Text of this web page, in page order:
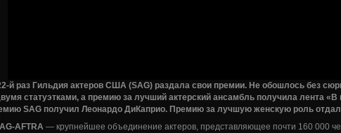
й раз Гильдия актеров США (SAG) раздала свои премии. Не обошлось без
статуэтками, а премию за лучший актерский ансамбль получила лента « В
SAG получил Леонардо ДиКаприо. Премию за лучшую женскую роль
AFTRA — крупнейшее объединение актеров, представляющее почти 160 000